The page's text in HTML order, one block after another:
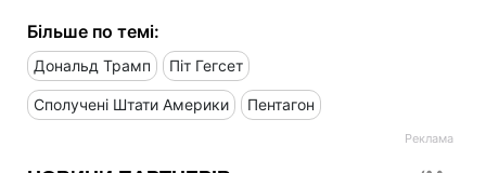
Більше по темі:
Дональд Трамп Піт Гегсет
Сполучені Штати Америки Пентагон